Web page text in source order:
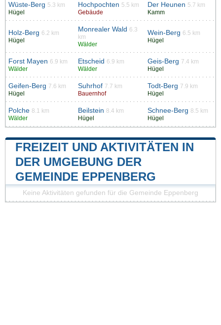
Wüste-Berg 5.3 km
Hügel
Hochpochten 5.5 km
Gebäude
Der Heunen 5.7 km
Kamm
Holz-Berg 6.2 km
Hügel
Monrealer Wald 6.3
km
Wälder
Wein-Berg 6.5 km
Hügel
Forst Mayen 6.9 km
Wälder
Etscheid 6.9 km
Wälder
Geis-Berg 7.4 km
Hügel
Geifen-Berg 7.6 km
Hügel
Suhrhof 7.7 km
Bauernhof
Todt-Berg 7.9 km
Hügel
Polche 8.1 km
Wälder
Beilstein 8.4 km
Hügel
Schnee-Berg 8.5 km
Hügel
FREIZEIT UND AKTIVITÄTEN IN
DER UMGEBUNG DER
GEMEINDE EPPENBERG
Keine Aktivitäten gefunden für die Gemeinde Eppenberg